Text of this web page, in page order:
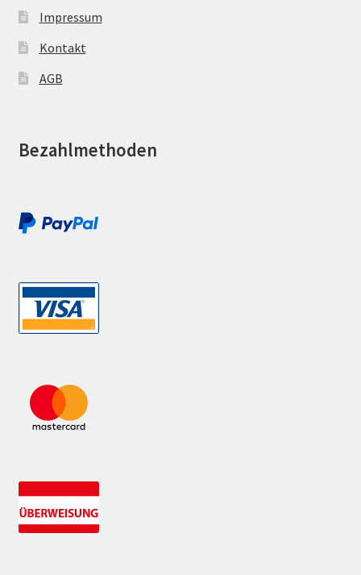
Impressum
Kontakt
AGB
Bezahlmethoden